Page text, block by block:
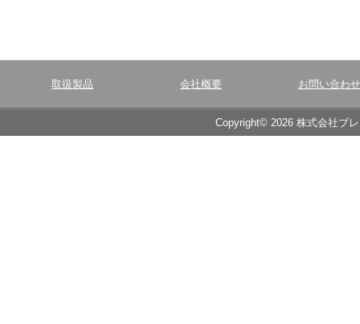
取扱製品 会社概要 お問い合わせ
Copyright© 2026 株式会社ブ